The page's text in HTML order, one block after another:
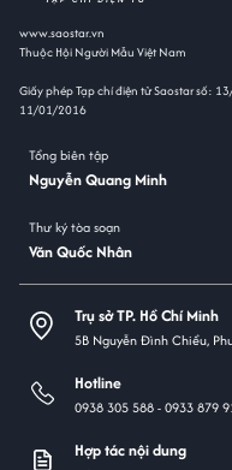
www.saostar.vn
Thuộc Hội Người Mẫu Việt Nam
Giấy phép Tạp chí điện tử Saostar số:
11/01/2016
Tổng biên tập
Nguyễn Quang Minh
Thư ký tòa soạn
Văn Quốc Nhân
Trụ sở TP. Hồ Chí Minh
5B Nguyễn Đình Chiểu,
Hotline
0938 305 588 -0933 879
Hợp tác nội dung